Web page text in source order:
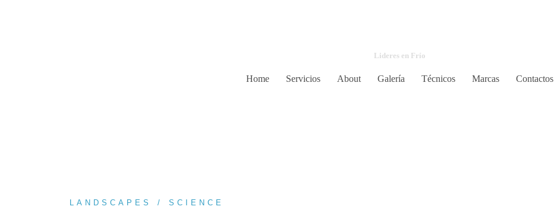
Lideres en Frío
Home Servicios About Galería Técnicos Marcas Contactos
LANDSCAPES SCIENCE